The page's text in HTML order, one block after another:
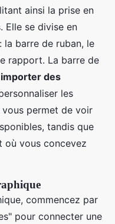
ainsi la prise en
Elle se divise en
la barre de ruban, le
rapport. La barre de
importer des
les
permet de voir
tandis que
où vous concevez
commencez par
pour connecter une